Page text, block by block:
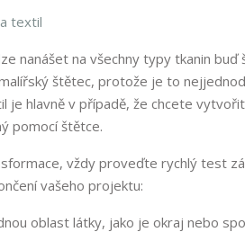
textil
nanášet na všechny typy tkanin
štětec, protože je to
je hlavně v případě, že chcete
pomocí štětce.
vždy proveďte rychlý test
vašeho projektu:
oblast látky, jako je okraj nebo